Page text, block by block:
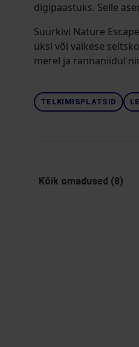
digipaastuks. Selle
Suurkivi Nature
üksi või väikese
merel ja rannaniidul
TELKIMISPLATSID
Kõik omadused (8)